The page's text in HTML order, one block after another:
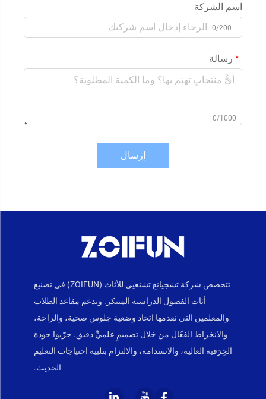
اسم الشركة
0/200
رسالة
0/1000
إرسال
تتخصص شركة تشجيانغ تشنغيي للأثاث (ZOIFUN) في تصنيع
أثاث الفصول الدراسية المبتكر. وتدعم مقاعد الطلاب
والمعلمين التي نقدمها اتخاذ وضعية جلوس صحية، والراحة،
والانخراط الفعّال من خلال تصميمٍ علميٍّ دقيق. جرّبوا جودة
الحِرَفية العالية، والاستدامة، والالتزام بتلبية احتياجات التعليم
الحديث.